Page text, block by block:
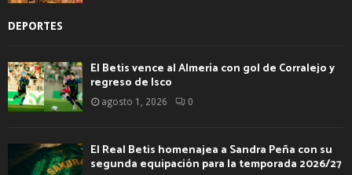
DEPORTES
El Betis vence al Almería con gol de Corralejo y
regreso de Isco
agosto 1, 2026 0
El Real Betis homenajea a Sandra Peña con su
segunda equipación para la temporada 2026/27